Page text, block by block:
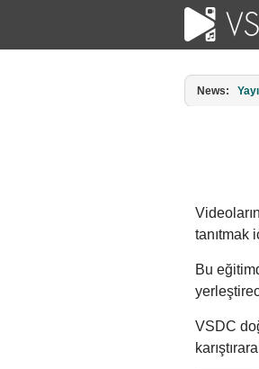
News:
tanıtmak
Bu
VSDC